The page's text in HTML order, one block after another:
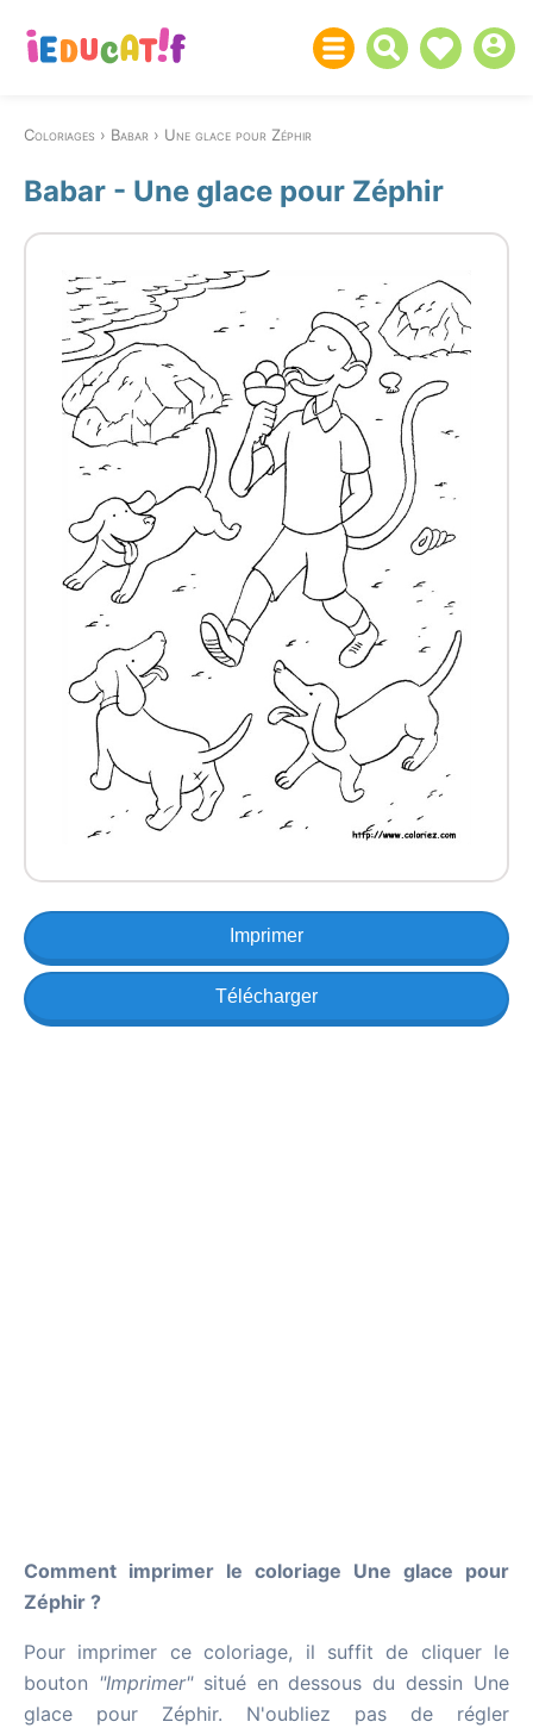
Coloriages Babar Une glace pour Zéphir
Babar - Une glace pour Zéphir
Imprimer
Télécharger
Comment imprimer le coloriage Une glace pour
Zéphir ?
Pour imprimer ce coloriage, il suffit de cliquer le
bouton "Imprimer"situé en dessous du dessin Une
glace pour Zéphir. N'oubliez pas de régler